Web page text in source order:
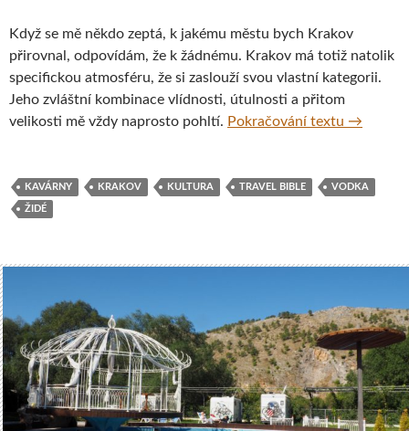
Když se mě někdo zeptá, k jakému městu bych Krakov
přirovnal, odpovídám, že k žádnému. Krakov má totiž natolik
specifickou atmosféru, že si zaslouží svou vlastní kategorii.
Jeho zvláštní kombinace vlídnosti, útulnosti a přitom
velikosti mě vždy naprosto pohltí. Pokračování textu Krakov –
→
KAVÁRNY KRAKOV KULTURA TRAVEL BIBLE VODKA
ŽIDÉ